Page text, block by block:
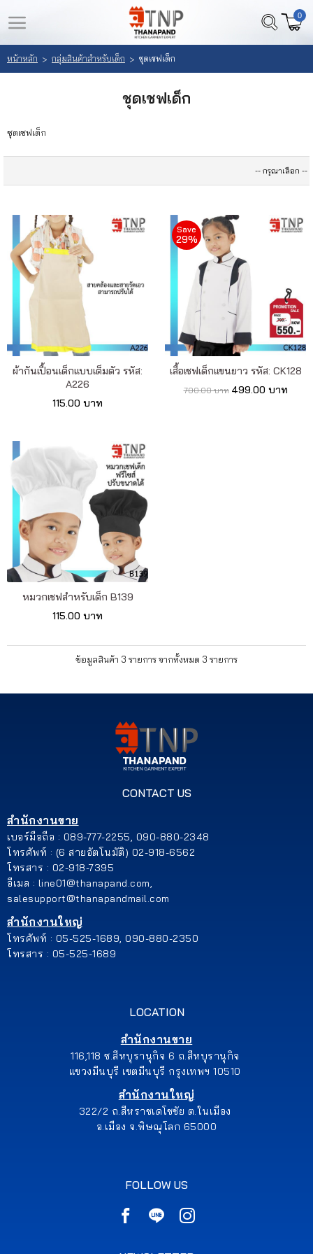
LOGIN
REGISTER
สนใจ
ซื้อ
ลูกค้า
ของ
เรา
เนื้อหา
ติดต่อ
เรา
0
หน้าหลัก > กลุ่มสินค้าสำหรับเด็ก > ชุดเชฟเด็ก
ชุดเชฟเด็ก
ชุดเชฟเด็ก
ผ้ากันเปื้อนเด็กแบบเต็มตัว รหัส:
A226
115.00 บาท
Save
29%
เสื้อเชฟเด็กแขนยาว รหัส: CK128
700.00 บาท 499.00 บาท
หมวกเชฟสำหรับเด็ก B139
115.00 บาท
ข้อมูลสินค้า 3 รายการ จากทั้งหมด 3 รายการ
CONTACT US
สำนักงานขาย
เบอร์มือถือ : 089-777-2255, 090-880-2348
โทรศัพท์ : (6 สายอัตโนมัติ) 02-918-6562
โทรสาร : 02-918-7395
อีเมล : line01@thanapand.com,
salesupport@thanapandmail.com
สำนักงานใหญ่
โทรศัพท์ : 05-525-1689, 090-880-2350
โทรสาร : 05-525-1689
LOCATION
สำนักงานขาย
116,118 ซ.สีหบุรานุกิจ 6 ถ.สีหบุรานุกิจ
แขวงมีนบุรี เขตมีนบุรี กรุงเทพฯ 10510
สำนักงานใหญ่
322/2 ถ.สีหราชเดโชชัย ต.ในเมือง
อ.เมือง จ.พิษณุโลก 65000
FOLLOW US